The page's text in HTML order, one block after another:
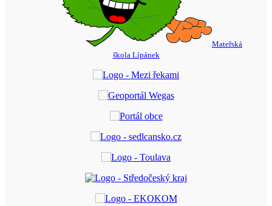
Mateřská
škola Lípánek